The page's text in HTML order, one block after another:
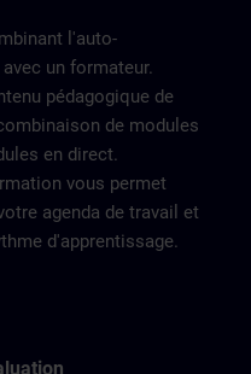
l'auto-
un formateur.
pédagogique de
de modules
en direct.
vous permet
agenda de travail et
d'apprentissage.